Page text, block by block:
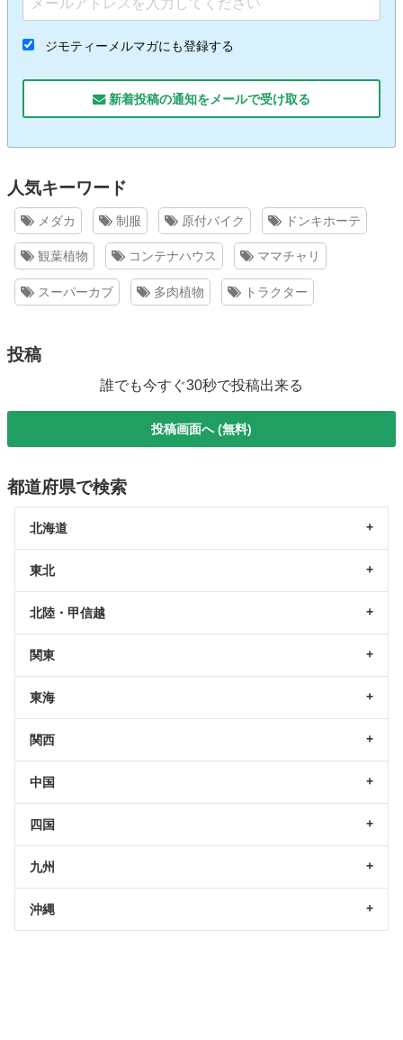
ジモティーメルマガにも登録する
新着投稿の通知をメールで受け取る
人気キーワード
メダカ 制服 原付バイク ドンキホーテ
観葉植物 コンテナハウス ママチャリ
スーパーカブ 多肉植物 トラクター
投稿
誰でも今すぐ30秒で投稿出来る
投稿画面へ (無料)
都道府県で検索
北海道
東北
北陸・甲信越
関東
東海
関西
中国
四国
九州
沖縄